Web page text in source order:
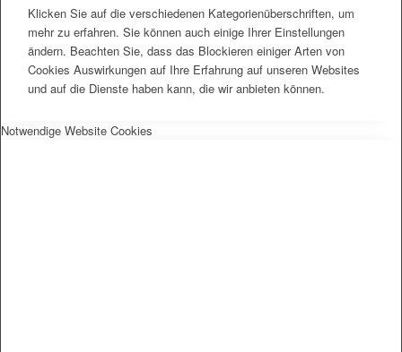
Klicken Sie auf die verschiedenen Kategorienüberschriften, um
mehr zu erfahren. Sie können auch einige Ihrer Einstellungen
ändern. Beachten Sie, dass das Blockieren einiger Arten von
Cookies Auswirkungen auf Ihre Erfahrung auf unseren Websites
und auf die Dienste haben kann, die wir anbieten können.
Notwendige Website Cookies